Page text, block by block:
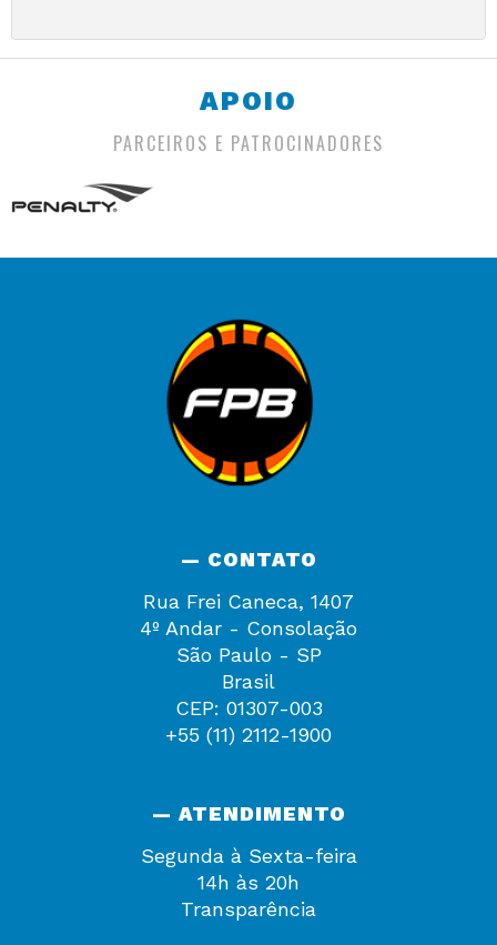
APOIO
PARCEIROS E PATROCINADORES
— CONTATO
Rua Frei Caneca, 1407
4º Andar - Consolação
São Paulo - SP
Brasil
CEP: 01307-003
+55 (11) 2112-1900
— ATENDIMENTO
Segunda à Sexta-feira
14h às 20h
Transparência